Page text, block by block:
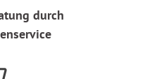
durch